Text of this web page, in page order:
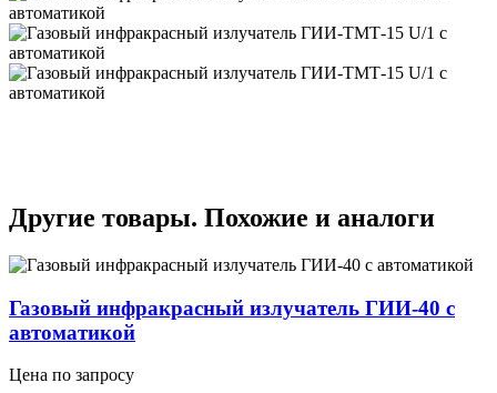
Другие товары. Похожие и аналоги
Газовый инфракрасный излучатель ГИИ-40 с
автоматикой
Цена по запросу